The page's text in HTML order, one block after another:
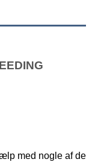
med nogle af de